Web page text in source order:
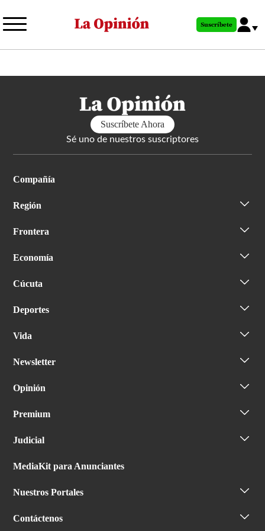
al
principal
Suscríbete
Suscríbete Ahora
Sé uno de nuestros suscriptores
Compañía
Región
Frontera
Economía
Cúcuta
Deportes
Vida
Newsletter
Opinión
Premium
Judicial
MediaKit para Anunciantes
Nuestros Portales
Contáctenos